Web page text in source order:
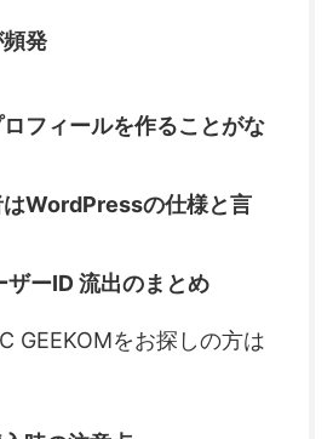
発
フィールを作ることがな
はWordPressの仕様と言
ザーID 流出のまとめ
GEEKOMをお探しの方は